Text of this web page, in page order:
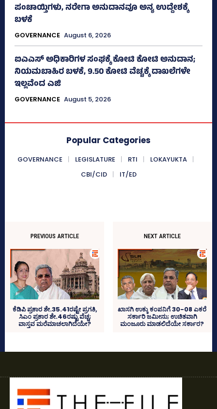
ಪಂಚಾಯ್ತಿಗಳು, ನರೇಗಾ ಅನುದಾನವೂ ಅನ್ಯ ಉದ್ದೇಶಕ್ಕೆ
ಬಳಕೆ
GOVERNANCE August 6, 2026
ಐಎಎಸ್‌ ಅಧಿಕಾರಿಗಳ ಸಂಘಕ್ಕೆ ಕೋಟಿ ಕೋಟಿ ಅನುದಾನ;
ನಿಯಮಬಾಹಿರ ಬಳಕೆ, 9.50 ಕೋಟಿ ವೆಚ್ಚಕ್ಕೆ ದಾಖಲೆಗಳೇ
ಇಲ್ಲವೆಂದ ಎಜಿ
GOVERNANCE August 5, 2026
Popular Categories
GOVERNANCE LEGISLATURE RTI
LOKAYUKTA
CBI/CID
IT/ED
PREVIOUS ARTICLE
ಕೆಡಿಪಿ ಪ್ರಕಾರ ಶೇ.35.41ರಷ್ಟೇ ಪ್ರಗತಿ,
ಸಿಎಂ ಪ್ರಕಾರ ಶೇ.46ರಷ್ಟು ವೆಚ್ಚ;
ವಾಸ್ತವ ಮರೆಮಾಚಲಾಗಿದೆಯೇ?
NEXT ARTICLE
ಖಾಸಗಿ ಉಕ್ಕು ಕಂಪನಿಗೆ 30-08 ಎಕರೆ
ಸರ್ಕಾರಿ ಜಮೀನು; ಉಚಿತವಾಗಿ
ಮಂಜೂರು ಮಾಡಲಿದೆಯೇ ಸರ್ಕಾರ?